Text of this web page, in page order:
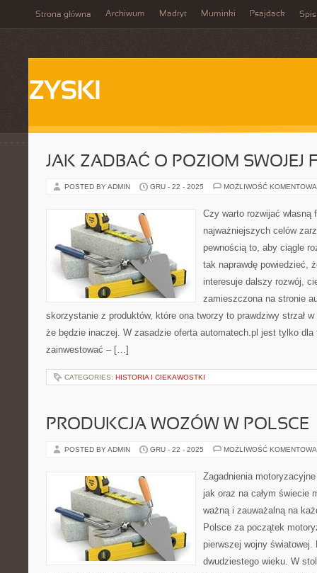
Strona główna Archiwum Madryt Muminki Psajdack Spis
ZYSKI
JAK ZADBAĆ O POZIOM SWOJEJ
POSTED BY ADMIN GRU - 22 - 2025 MOŻLIWOŚĆ
Czy warto rozwijać własną
najważniejszych celów
pewnością to, aby ciągle
tak naprawdę powiedzieć,
interesuje dalszy rozwój,
zamieszczona na stronie
skorzystanie z produktów, które ona tworzy to prawdziwy strzał
że będzie inaczej. W zasadzie oferta automatech.pl jest tylko
zainwestować – […]
CATEGORIES: HISTORIA I CIEKAWOSTKI
PRODUKCJA WOZÓW W POLSCE
POSTED BY ADMIN GRU - 22 - 2025 MOŻLIWOŚĆ
Zagadnienia
jak oraz na całym świecie
ważną i zauważalną na
Polsce za początek
pierwszej wojny światowej.
dwudziestego wieku. W